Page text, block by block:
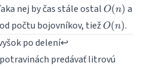
nej by čas stále ostal O(n)
O(n) a
počtu bojovníkov, tiežO(n)
O(n).
po delení↩
predávať litrovú